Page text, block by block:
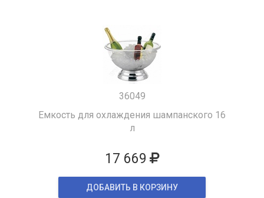
36049
Емкость для охлаждения шампанского 16
л
17 669
ДОБАВИТЬ В КОРЗИНУ